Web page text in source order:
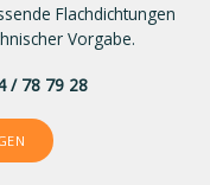
Flachdichtungen
Vorgabe.
/ 78 79 28